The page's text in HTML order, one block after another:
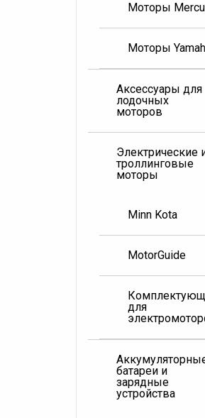
Моторы
Моторы
Аксессуары для
лодочных
моторов
Электрические
троллинговые
моторы
Minn Kota
MotorGuide
для
батареи и
зарядные
устройства